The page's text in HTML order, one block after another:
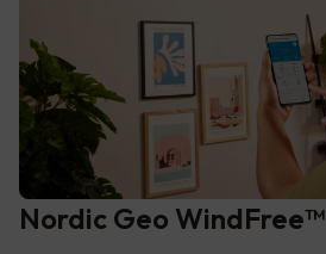
Nordic Geo WindFree™